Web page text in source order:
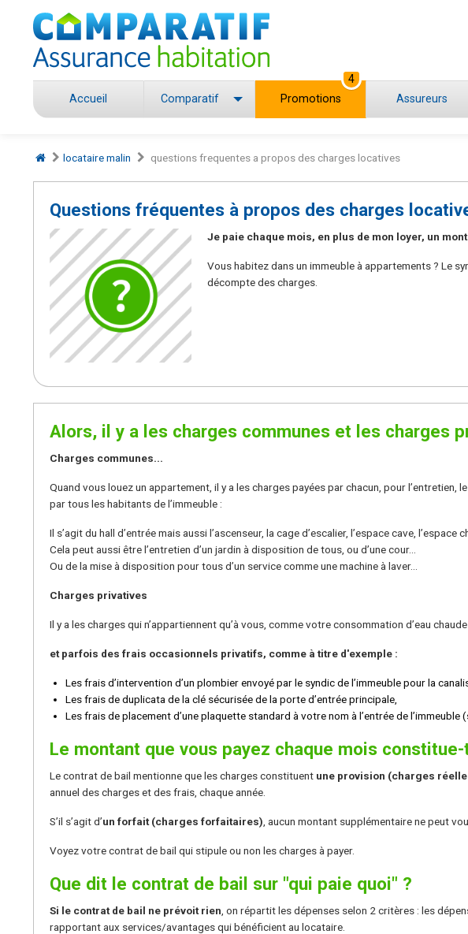
Accueil Comparatif Promotions
4
Assureurs
locataire malin questions frequentes a propos des charges locatives
Questions fréquentes à propos des charges
Je paie chaque mois, en plus de mon loyer, un
Vous habitez dans un immeuble à appartements ? Le
décompte des charges.
Alors, il y a les charges communes et les charges
Charges communes...
Quand vous louez un appartement, il y a les charges payées par chacun, pour
par tous les habitants de l’immeuble :
Il s’agit du hall d’entrée mais aussi l’ascenseur, la cage d’escalier, l’espace cave, l’espace
Cela peut aussi être l’entretien d’un jardin à disposition de tous, ou d’une cour...
Ou de la mise à disposition pour tous d’un service comme une machine à laver...
Charges privatives
Il y a les charges qui n’appartiennent qu’à vous, comme votre consommation d’eau
et parfois des frais occasionnels privatifs, comme à titre d'exemple :
Les frais d’intervention d’un plombier envoyé par le syndic de l’immeuble pour la
Les frais de duplicata de la clé sécurisée de la porte d’entrée principale,
Les frais de placement d’une plaquette standard à votre nom à l’entrée de
Le montant que vous payez chaque mois
Le contrat de bail mentionne que les charges constituent une provision (charges
annuel des charges et des frais, chaque année.
S’il s’agit d’un forfait (charges forfaitaires) , aucun montant supplémentaire ne peut
Voyez votre contrat de bail qui stipule ou non les charges à payer.
Que dit le contrat de bail sur "qui paie quoi" ?
Si le contrat de bail ne prévoit rien , on répartit les dépenses selon 2 critères : les
rapportant aux services/avantages qui bénéficient au locataire.